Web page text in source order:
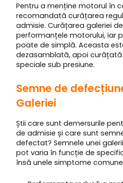
Pentru a menține motorul în
recomandată curățarea
admisie. Curățarea galeriei
performanțele motorului, iar
poate de simplă. Aceasta
dezasamblată, apoi curățată
speciale sub presiune.
Semne de
Galeriei
Știi care sunt demersurile
de admisie și care sunt
defectat? Semnele unei
pot varia în funcție de
însă unele simptome